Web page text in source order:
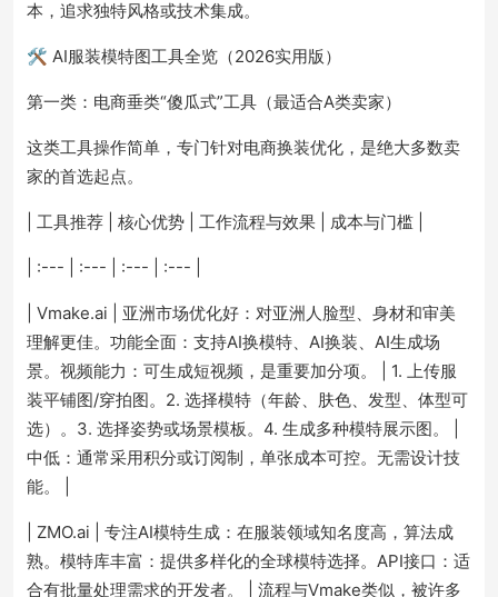
本，追求独特风格或技术集成。
🛠️ AI服装模特图工具全览（2026实用版）
第一类：电商垂类“傻瓜式”工具（最适合A类卖家）
这类工具操作简单，专门针对电商换装优化，是绝大多数卖
家的首选起点。
| 工具推荐 | 核心优势 | 工作流程与效果 | 成本与门槛 |
| :--- | :--- | :--- | :--- |
| Vmake.ai | 亚洲市场优化好：对亚洲人脸型、身材和审美
理解更佳。功能全面：支持AI换模特、AI换装、AI生成场
景。视频能力：可生成短视频，是重要加分项。 | 1. 上传服
装平铺图/穿拍图。2. 选择模特（年龄、肤色、发型、体型可
选）。3. 选择姿势或场景模板。4. 生成多种模特展示图。 |
中低：通常采用积分或订阅制，单张成本可控。无需设计技
能。 |
| ZMO.ai | 专注AI模特生成：在服装领域知名度高，算法成
熟。模特库丰富：提供多样化的全球模特选择。API接口：适
合有批量处理需求的开发者。 | 流程与Vmake类似，被许多